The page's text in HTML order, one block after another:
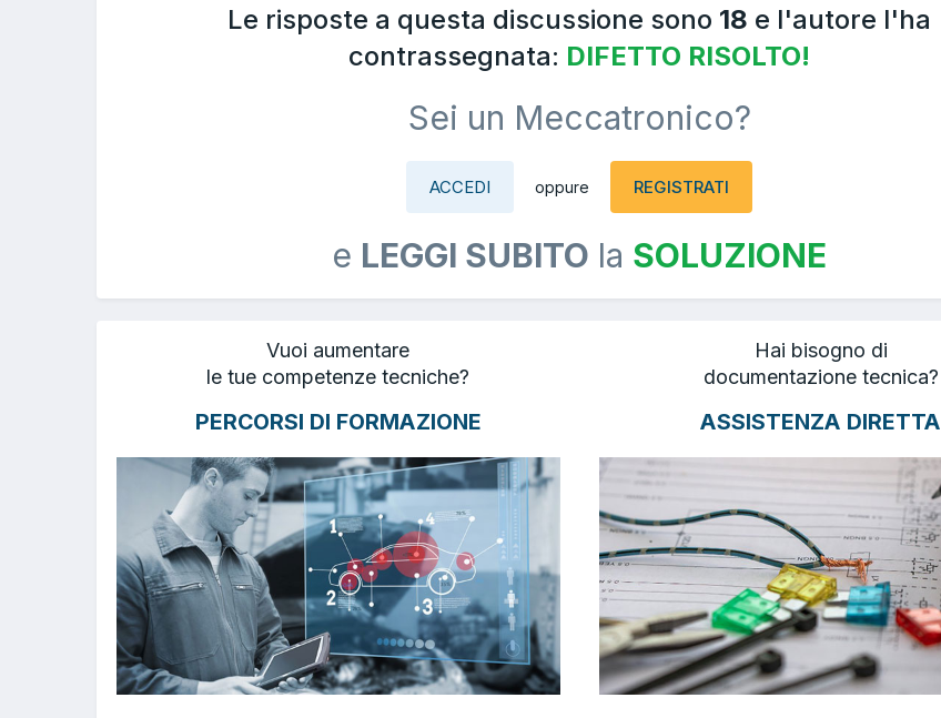
Le risposte a questa discussione sono 18 e l'autore l'ha
contrassegnata: DIFETTO RISOLTO!
Sei un Meccatronico?
ACCEDI oppure REGISTRATI
e LEGGI SUBITO la SOLUZIONE
Vuoi aumentare
le tue competenze tecniche?
PERCORSI DI FORMAZIONE
Hai bisogno di
documentazione tecnica?
ASSISTENZA DIRETTA